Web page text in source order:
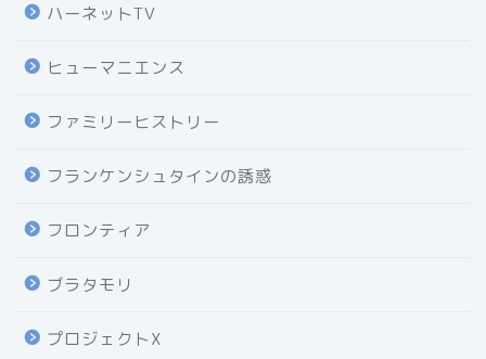
ハーネットTV
ヒューマニエンス
ファミリーヒストリー
フランケンシュタインの誘惑
フロンティア
ブラタモリ
プロジェクトX